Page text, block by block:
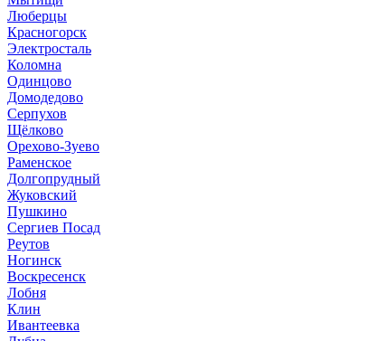
Люберцы
Красногорск
Электросталь
Коломна
Одинцово
Домодедово
Серпухов
Щёлково
Орехово-Зуево
Раменское
Долгопрудный
Жуковский
Пушкино
Сергиев Посад
Реутов
Ногинск
Воскресенск
Лобня
Клин
Ивантеевка